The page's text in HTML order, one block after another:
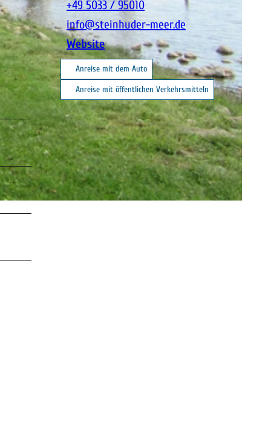
+49 5033 / 95010
info@steinhuder-meer.de
Website
Anreise mit dem Auto
Anreise mit öffentlichen Verkehrsmitteln